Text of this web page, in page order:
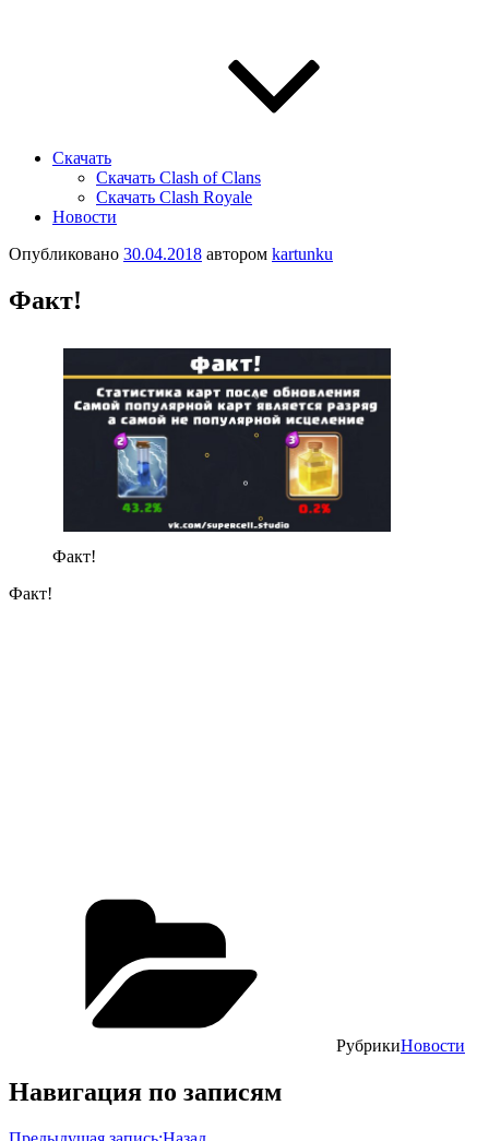
Скачать
Скачать Clash of Clans
Скачать Clash Royale
Новости
Опубликовано 30.04.2018 автором kartunku
Факт!
Факт!
Факт!
РубрикиНовости
Навигация по записям